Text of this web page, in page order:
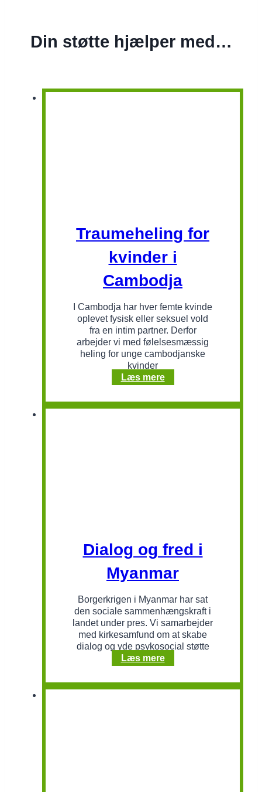
Din støtte hjælper med…
Traumeheling for
kvinder i
Cambodja
I Cambodja har hver femte kvinde
oplevet fysisk eller seksuel vold
fra en intim partner. Derfor
arbejder vi med følelsesmæssig
heling for unge cambodjanske
kvinder
Læs mereTraumeheling
for
kvinder
i
Dialog og fred i
Myanmar
Borgerkrigen i Myanmar har sat
den sociale sammenhængskraft i
landet under pres. Vi samarbejder
med kirkesamfund om at skabe
dialog og yde psykosocial støtte
Læs mereDialog
og
fred
i